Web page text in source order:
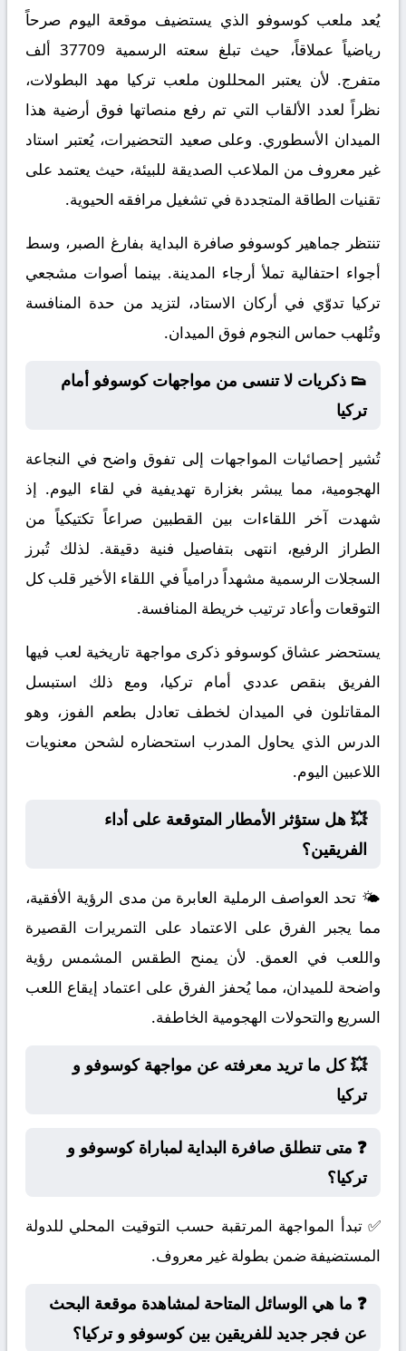
يُعد ملعب كوسوفو الذي يستضيف موقعة اليوم صرحاً
رياضياً عملاقاً، حيث تبلغ سعته الرسمية 37709 ألف
متفرج. لأن يعتبر المحللون ملعب تركيا مهد البطولات،
نظراً لعدد الألقاب التي تم رفع منصاتها فوق أرضية هذا
الميدان الأسطوري. وعلى صعيد التحضيرات، يُعتبر استاد
غير معروف من الملاعب الصديقة للبيئة، حيث يعتمد على
تقنيات الطاقة المتجددة في تشغيل مرافقه الحيوية.
تنتظر جماهير كوسوفو صافرة البداية بفارغ الصبر، وسط
أجواء احتفالية تملأ أرجاء المدينة. بينما أصوات مشجعي
تركيا تدوّي في أركان الاستاد، لتزيد من حدة المنافسة
وتُلهب حماس النجوم فوق الميدان.
👟 ذكريات لا تنسى من مواجهات كوسوفو أمام
تركيا
تُشير إحصائيات المواجهات إلى تفوق واضح في النجاعة
الهجومية، مما يبشر بغزارة تهديفية في لقاء اليوم. إذ
شهدت آخر اللقاءات بين القطبين صراعاً تكتيكياً من
الطراز الرفيع، انتهى بتفاصيل فنية دقيقة. لذلك تُبرز
السجلات الرسمية مشهداً درامياً في اللقاء الأخير قلب كل
التوقعات وأعاد ترتيب خريطة المنافسة.
يستحضر عشاق كوسوفو ذكرى مواجهة تاريخية لعب فيها
الفريق بنقص عددي أمام تركيا، ومع ذلك استبسل
المقاتلون في الميدان لخطف تعادل بطعم الفوز، وهو
الدرس الذي يحاول المدرب استحضاره لشحن معنويات
اللاعبين اليوم.
💥 هل ستؤثر الأمطار المتوقعة على أداء
الفريقين؟
🌤️ تحد العواصف الرملية العابرة من مدى الرؤية الأفقية،
مما يجبر الفرق على الاعتماد على التمريرات القصيرة
واللعب في العمق. لأن يمنح الطقس المشمس رؤية
واضحة للميدان، مما يُحفز الفرق على اعتماد إيقاع اللعب
السريع والتحولات الهجومية الخاطفة.
💥 كل ما تريد معرفته عن مواجهة كوسوفو و
تركيا
❓ متى تنطلق صافرة البداية لمباراة كوسوفو و
تركيا؟
✅ تبدأ المواجهة المرتقبة حسب التوقيت المحلي للدولة
المستضيفة ضمن بطولة غير معروف.
❓ ما هي الوسائل المتاحة لمشاهدة موقعة البحث
عن فجر جديد للفريقين بين كوسوفو و تركيا؟